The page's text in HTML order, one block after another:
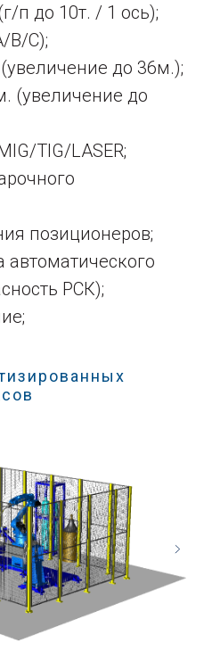
п до 10т. / 1 ось);
В/С);
до 36м.);
(увеличение до
TIG/LASER;
позиционеров;
автоматического
РСК);